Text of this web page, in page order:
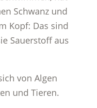
Schwanz und
Kopf: Das sind
Sauerstoff aus
von Algen
und Tieren.